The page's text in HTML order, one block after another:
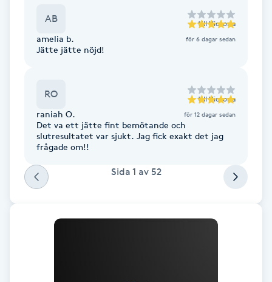
Fransrengöring
Friskvård
Friskvårdsmassage
Frisör
Funktionsanalys
AB till Victoria
amelia b. för 6 dagar sedan
Jätte jätte nöjd!
RO till Victoria
raniah O. för 12 dagar sedan
Det va ett jätte fint bemötande och
slutresultatet var sjukt. Jag fick exakt det jag
frågade om!!
Sida 1 av 52